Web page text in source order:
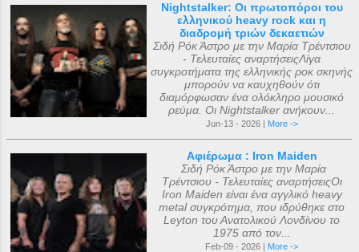
Nightstalker: Οι πρωτοπόροι του
ελληνικού heavy rock και η
διαδρομή τριών δεκαετιών
Σιδή Ρόκ Άστρο με την Μαρία Τρέντσιου
- Τελευταίες αναρτήσειςΛίγα
συγκροτήματα της ελληνικής ροκ σκηνής
μπορούν να καυχηθούν ότι
διαμόρφωσαν ένα ολόκληρο μουσικό
ρεύμα. Οι Nightstalker ανήκουν...
Jun-13 - 2026 | More ->
Αφιέρωμα : Iron Maiden
Σιδή Ρόκ Άστρο με την Μαρία
Τρέντσιου - Τελευταίες αναρτήσειςΟι
Iron Maiden είναι ένα αγγλικό heavy
metal συγκρότημα, που ιδρύθηκε στο
Leyton του Ανατολικού Λονδίνου το
1975 από τον...
Feb-09 - 2026 | More ->